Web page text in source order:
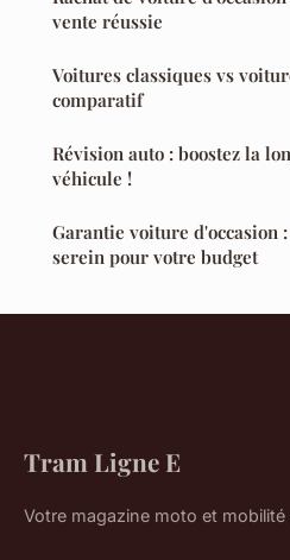
vente réussie
Voitures classiques vs
comparatif
Révision auto : boostez la
véhicule !
Garantie voiture d'occasion
serein pour votre budget
Tram Ligne E
Votre magazine moto et